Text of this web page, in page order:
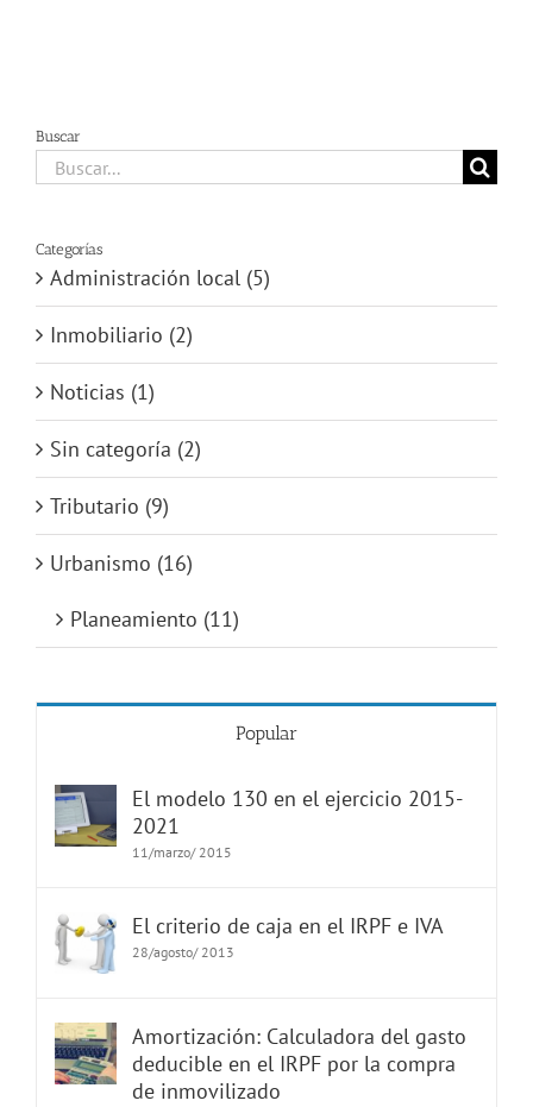
Buscar
Buscar:
Categorías
Administración local (5)
Inmobiliario (2)
Noticias (1)
Sin categoría (2)
Tributario (9)
Urbanismo (16)
Planeamiento (11)
Popular
El modelo 130 en el ejercicio 2015-
2021
11/marzo/ 2015
El criterio de caja en el IRPF e IVA
28/agosto/ 2013
Amortización: Calculadora del gasto
deducible en el IRPF por la compra
de inmovilizado